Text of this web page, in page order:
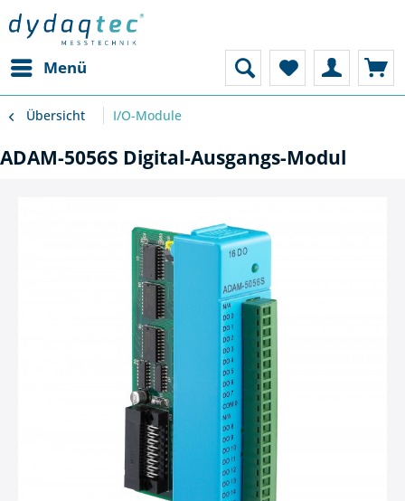
Menü
Übersicht I/O-Module
ADAM-5056S Digital-Ausgangs-Modul